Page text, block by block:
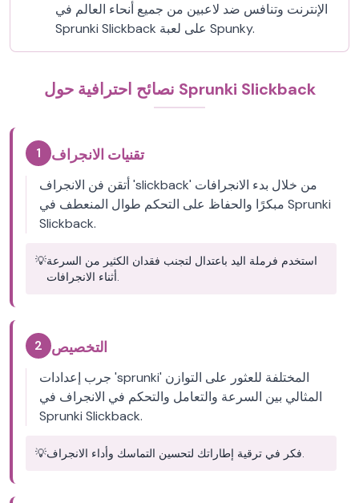
الإنترنت وتنافس ضد لاعبين من جميع أنحاء العالم في
Sprunki Slickback على لعبة Spunky.
نصائح احترافية حول Sprunki Slickback
1 تقنيات الانجراف
أتقن فن الانجراف 'slickback' من خلال بدء الانجرافات
مبكرًا والحفاظ على التحكم طوال المنعطف في Sprunki
Slickback.
💡استخدم فرملة اليد باعتدال لتجنب فقدان الكثير من السرعة
أثناء الانجرافات.
2 التخصيص
جرب إعدادات 'sprunki' المختلفة للعثور على التوازن
المثالي بين السرعة والتعامل والتحكم في الانجراف في
Sprunki Slickback.
💡 فكر في ترقية إطاراتك لتحسين التماسك وأداء الانجراف.